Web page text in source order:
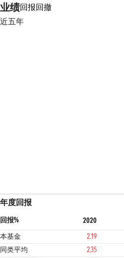
业绩回报回撤
近五年
年度回报
回报% 2020
本基金
2.19
同类平均
2.35